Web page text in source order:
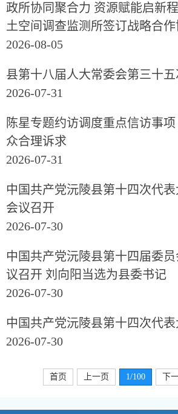
政所协同聚合力 资源赋能启新
土空间调查监测所签订战略合作
2026-08-05
县第十八届人大常委会第三十
2026-07-31
陈星专题约访调度重点信访事
众合理诉求
2026-07-31
中国共产党沅陵县第十四次代
会议召开
2026-07-30
中国共产党沅陵县第十四届委
议召开 刘向阳当选为县委书记
2026-07-30
中国共产党沅陵县第十四次代
2026-07-30
首页 上一页 1 /100 下